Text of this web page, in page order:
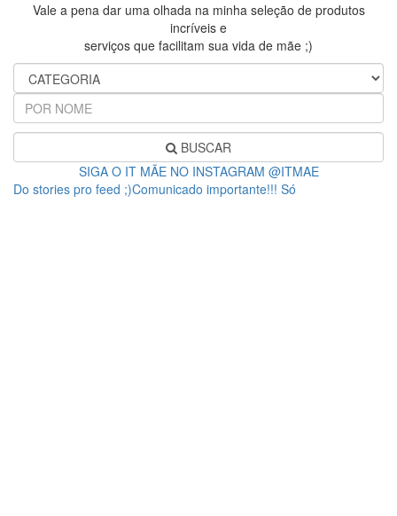
Vale a pena dar uma olhada na minha seleção de produtos
incríveis e
serviços que facilitam sua vida de mãe ;)
BUSCAR
SIGA O IT MÃE NO INSTAGRAM @ITMAE
Do stories pro feed ;)Comunicado importante!!! Só